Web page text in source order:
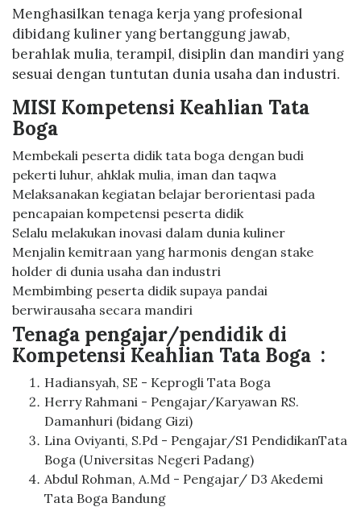
Menghasilkan tenaga kerja yang profesional
dibidang kuliner yang bertanggung jawab,
berahlak mulia, terampil, disiplin dan mandiri yang
sesuai dengan tuntutan dunia usaha dan industri.
MISI Kompetensi Keahlian Tata
Boga
Membekali peserta didik tata boga dengan budi
pekerti luhur, ahklak mulia, iman dan taqwa
Melaksanakan kegiatan belajar berorientasi pada
pencapaian kompetensi peserta didik
Selalu melakukan inovasi dalam dunia kuliner
Menjalin kemitraan yang harmonis dengan stake
holder di dunia usaha dan industri
Membimbing peserta didik supaya pandai
berwirausaha secara mandiri
Tenaga pengajar/pendidik di
Kompetensi Keahlian Tata Boga :
Hadiansyah, SE - Keprogli Tata Boga
Herry Rahmani - Pengajar/Karyawan RS.
Damanhuri (bidang Gizi)
Lina Oviyanti, S.Pd - Pengajar/S1 PendidikanTata
Boga (Universitas Negeri Padang)
Abdul Rohman, A.Md - Pengajar/ D3 Akedemi
Tata Boga Bandung